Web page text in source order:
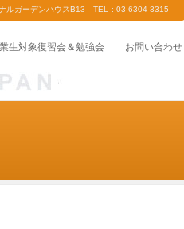
ルガーデンハウスB13 TEL : 03-6304-3315
生対象復習会＆勉強会 お問い合わせ